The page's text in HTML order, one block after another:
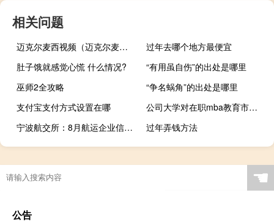
相关问题
迈克尔麦西视频（迈克尔麦西）
过年去哪个地方最便宜
肚子饿就感觉心慌 什么情况?
“有用虽自伤”的出处是哪里
巫师2全攻略
“争名蜗角”的出处是哪里
支付宝支付方式设置在哪
公司大学对在职mba教育市场的影响
宁波航交所：8月航运企业信心指数环比回升
过年弄钱方法
☚
公告